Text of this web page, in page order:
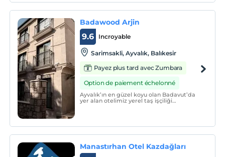
Badawood Arjin
Incroyable
9.6
Sarimsakli, Ayvalık, Balıkesir
Payez plus tard avec Zumbara
Option de paiement échelonné
Ayvalık’ın en güzel koyu olan Badavut’da
yer alan otelimiz yerel taş işçiliği
Manastırhan Otel Kazdağları